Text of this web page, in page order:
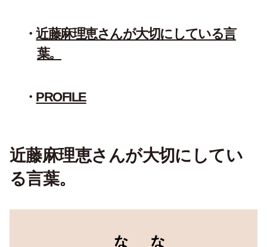
近藤麻理恵さんが大切にしている言
葉。
PROFILE
近藤麻理恵さんが大切にしてい
る言葉。